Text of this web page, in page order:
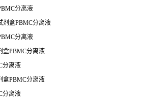
分离液
剂盒PBMC分离液
分离液
盒PBMC分离液
分离液
盒PBMC分离液
分离液